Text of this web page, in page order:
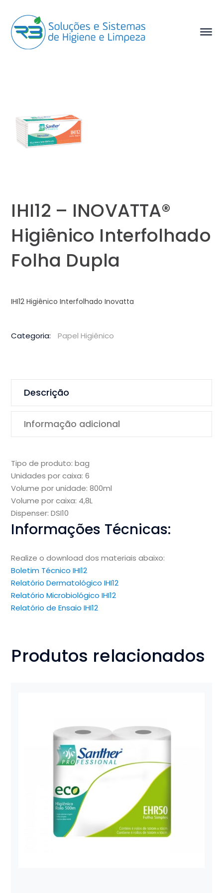
IHI12 – INOVATTA®
Higiênico Interfolhado
Folha Dupla
IHI12 Higiênico Interfolhado Inovatta
Categoria: Papel Higiênico
Descrição
Informação adicional
Tipo de produto: bag
Unidades por caixa: 6
Volume por unidade: 800ml
Volume por caixa: 4,8L
Dispenser: DSI10
Informações Técnicas:
Realize o download dos materiais abaixo:
Boletim Técnico IHI12
Relatório Dermatológico IHI12
Relatório Microbiológico IHI12
Relatório de Ensaio IHI12
Produtos relacionados